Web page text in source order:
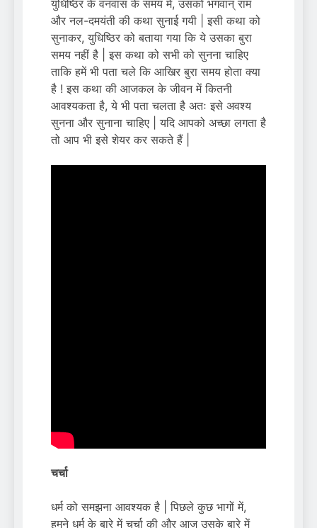
युधिष्ठिर के वनवास के समय में, उसको भगवान् राम
और नल-दमयंती की कथा सुनाई गयी | इसी कथा को
सुनाकर, युधिष्ठिर को बताया गया कि ये उसका बुरा
समय नहीं है | इस कथा को सभी को सुनना चाहिए
ताकि हमें भी पता चले कि आखिर बुरा समय होता क्या
है ! इस कथा की आजकल के जीवन में कितनी
आवश्यकता है, ये भी पता चलता है अतः इसे अवश्य
सुनना और सुनाना चाहिए | यदि आपको अच्छा लगता है
तो आप भी इसे शेयर कर सकते हैं |
चर्चा
धर्म को समझना आवश्यक है | पिछले कुछ भागों में,
हमने धर्म के बारे में चर्चा की और आज उसके बारे में